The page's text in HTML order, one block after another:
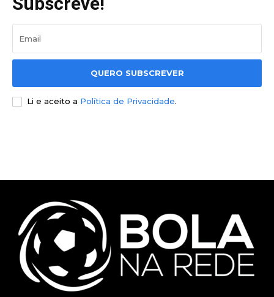
QUERO SUBSCREVER
Li e aceito a Política de Privacidade.